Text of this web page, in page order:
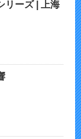
リーズ | 上海